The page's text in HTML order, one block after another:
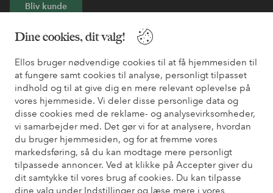
Dine cookies, dit valg!
Ellos bruger nødvendige cookies til at få hjemmesiden til
at fungere samt cookies til analyse, personligt tilpasset
indhold og til at give dig en mere relevant oplevelse på
vores hjemmeside. Vi deler disse personlige data og
disse cookies med de reklame- og analysevirksomheder,
vi samarbejder med. Det gør vi for at analysere, hvordan
du bruger hjemmesiden, og for at fremme vores
markedsføring, så du kan modtage mere personligt
tilpassede annoncer. Ved at klikke på Accepter giver du
dit samtykke til vores brug af cookies. Du kan tilpasse
dine valg under Indstillinger og læse mere i vores
Bliv kunde
* Se tilbudsbetingelser ved registrering
Har du brug for hjælp?
Du kan finde svar på de oftest stillede spørgsmål i vores FAQ.
Du kan også finde oplysninger om, hvordan du kontakter os.
Kundeservice Bestilling Betalingsmåde